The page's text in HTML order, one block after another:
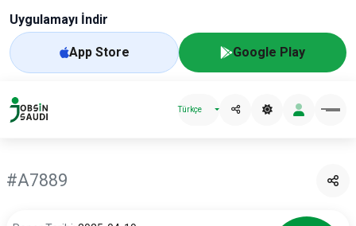
Uygulamayı İndir
App Store Google Play
Türkçe
#A7889